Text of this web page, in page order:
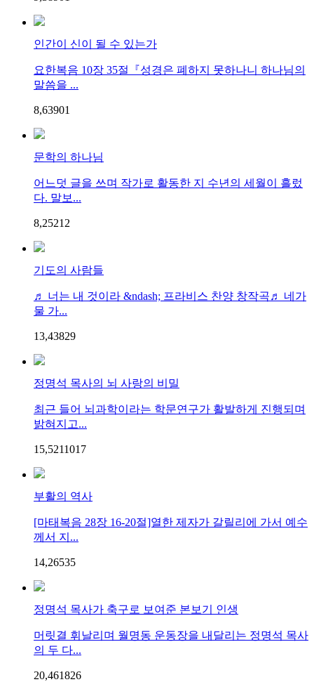
인간이 신이 될 수 있는가
요한복음 10장 35절『성경은 폐하지 못하나니 하나님의
말씀을 ...
8,63901
문학의 하나님
어느덧 글을 쓰며 작가로 활동한 지 수년의 세월이 흘렀
다. 말보...
8,2521 2
기도의 사람들
♬ 너는 내 것이라 &ndash; 프라비스 찬양 창작곡♬ 네가
물 가...
13,43829
정명석 목사의 뇌 사랑의 비밀
최근 들어 뇌과학이라는 학문연구가 활발하게 진행되며
밝혀지고...
15,5211017
부활의 역사
[마태복음 28장 16-20절]열한 제자가 갈릴리에 가서 예수
께서 지...
14,26535
정명석 목사가 축구로 보여준 본보기 인생
머릿결 휘날리며 월명동 운동장을 내달리는 정명석 목사
의 두 다...
20,461826